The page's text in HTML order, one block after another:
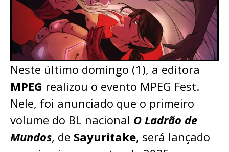
Neste último domingo (1), a editora
MPEG realizou o evento MPEG Fest.
Nele, foi anunciado que o primeiro
volume do BL nacional O Ladrão de
Mundos, de Sayuritake, será lançado